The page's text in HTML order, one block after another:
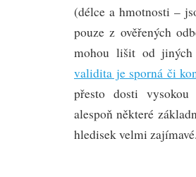
(délce a hmotnosti –
pouze z ověřených
mohou lišit od
validita je sporná či
přesto dosti
alespoň některé
hledisek velmi